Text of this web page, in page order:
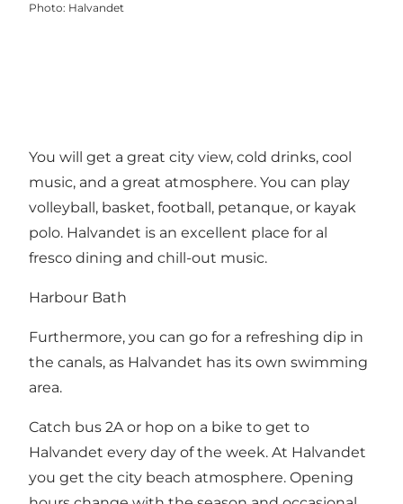
Photo: Halvandet
You will get a great city view, cold drinks, cool
music, and a great atmosphere. You can play
volleyball, basket, football, petanque, or kayak
polo. Halvandet is an excellent place for al
fresco dining and chill-out music.
Harbour Bath
Furthermore, you can go for a refreshing dip in
the canals, as Halvandet has its own swimming
area.
Catch bus 2A or hop on a bike to get to
Halvandet every day of the week. At Halvandet
you get the city beach atmosphere. Opening